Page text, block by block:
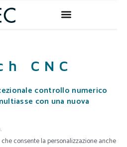
CNC
controllo numerico
con una nuova
consente la personalizzazione anche